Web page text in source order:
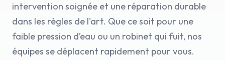
intervention soignée et une réparation durable
dans les règles de l'art. Que ce soit pour une
faible pression d’eau ou un robinet qui fuit, nos
équipes se déplacent rapidement pour vous.